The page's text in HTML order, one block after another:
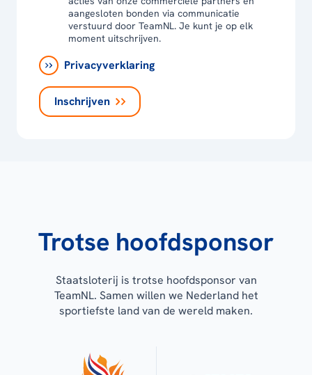
aangesloten bonden via communicatie
verstuurd door TeamNL. Je kunt je op elk
moment uitschrijven.
Privacyverklaring
Inschrijven
Trotse hoofdsponsor
Staatsloterij is trotse hoofdsponsor van
TeamNL. Samen willen we Nederland het
sportiefste land van de wereld maken.